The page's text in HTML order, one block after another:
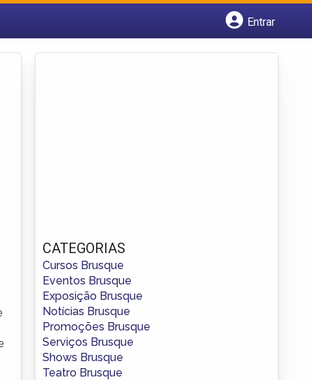
Entrar
CATEGORIAS
Cursos Brusque
Eventos Brusque
Exposição Brusque
Notícias Brusque
Promoções Brusque
Serviços Brusque
Shows Brusque
Teatro Brusque